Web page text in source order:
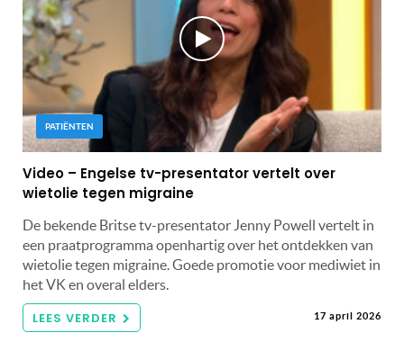
PATIËNTEN
Video – Engelse tv-presentator vertelt over
wietolie tegen migraine
De bekende Britse tv-presentator Jenny Powell vertelt in
een praatprogramma openhartig over het ontdekken van
wietolie tegen migraine. Goede promotie voor mediwiet in
het VK en overal elders.
LEES VERDER 17 april 2026